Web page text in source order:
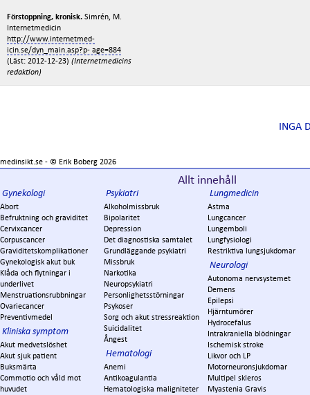
Förstoppning, kronisk. Simrén, M.
Internetmedicin
http://www.internetmed-
icin.se/dyn_main.asp?p- age=884
(Läst: 2012-12-23) (Internetmedicins
redaktion)
INGA
medinsikt.se - © Erik Boberg 2026
Allt innehåll
Gynekologi
Abort
Befruktning och graviditet
Cervixcancer
Corpuscancer
Graviditetskomplikationer
Gynekologisk akut buk
Klåda och flytningar i
underlivet
Menstruationsrubbningar
Ovariecancer
Preventivmedel
Kliniska symptom
Akut medvetslöshet
Akut sjuk patient
Buksmärta
Commotio och våld mot
huvudet
Psykiatri
Alkoholmissbruk
Bipolaritet
Depression
Det diagnostiska samtalet
Grundläggande psykiatri
Missbruk
Narkotika
Neuropsykiatri
Personlighetsstörningar
Psykoser
Sorg och akut stressreaktion
Suicidalitet
Ångest
Hematologi
Anemi
Antikoagulantia
Hematologiska maligniteter
Lungmedicin
Astma
Lungcancer
Lungemboli
Lungfysiologi
Restriktiva lungsjukdomar
Neurologi
Autonoma nervsystemet
Demens
Epilepsi
Hjärntumörer
Hydrocefalus
Intrakraniella blödningar
Ischemisk stroke
Likvor och LP
Motorneuronsjukdomar
Multipel skleros
Myastenia Gravis